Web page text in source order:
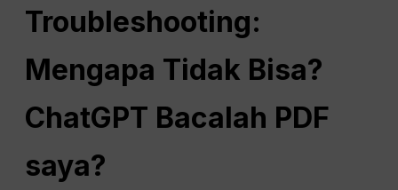
Troubleshooting:
Mengapa Tidak Bisa?
ChatGPT Bacalah PDF
saya?